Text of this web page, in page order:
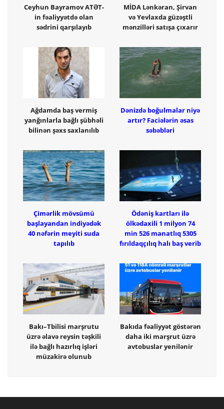
Ceyhun Bayramov ATƏT-
in fəaliyyətdə olan
sədrini qarşılayıb
MİDA Lənkəran, Şirvan
və Yevlaxda güzəştli
mənzilləri satışa çıxarır
Ağdamda baş vermiş
yanğınlarla bağlı şübhəli
bilinən şəxs saxlanılıb
Dənizdə boğulmalar niyə
artır? Faciələrin əsas
səbəbləri
Çimərlik mövsümü
başlayandan indiyədək
40 nəfərin meyiti suda
tapılıb
Ödəniş kartları ilə
ölkədaxili 1 milyon 74
min 526 manatlıq 5305
fırıldaqçılıq halı baş verib
Bakı–Tbilisi marşrutu
üzrə əlavə reysin təşkili
ilə bağlı hazırlıq işləri
müzakirə olunub
Bakıda fəaliyyət göstərən
daha iki marşrut üzrə
avtobuslar yenilənir